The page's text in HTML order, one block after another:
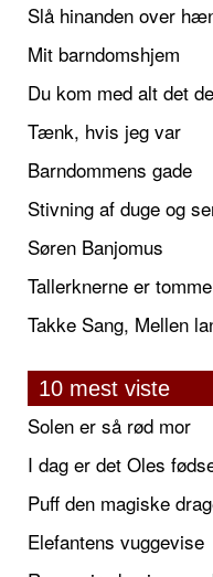
Slå hinanden over
Mit barndomshjem
Du kom med alt det
Tænk, hvis jeg var
Barndommens gade
Stivning af duge og
Søren Banjomus
Tallerknerne er tomme
Takke Sang, Mellen
10 mest viste
Solen er så rød mor
I dag er det Oles
Puff den magiske
Elefantens vuggevise